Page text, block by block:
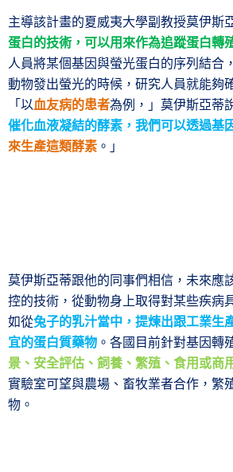
主導該計畫的夏威夷大學副教授莫伊斯
蛋白的技術，可以用來作為追蹤蛋白轉
人員將某個基因與螢光蛋白的序列結合
動物發出螢光的時候，研究人員就能夠
「以血友病的患者為例，」莫伊斯亞蒂
催化血液凝結的酵素，我們可以透過基
來生產這類酵素 。」
莫伊斯亞蒂跟他的同事們相信，未來應
控的技術，從動物身上取得對某些疾病
如從兔子的乳汁當中，提煉出跟工業生
宜的蛋白質藥物 。各國目前針對基因轉
景、安全評估、飼養、繁殖、食用或商
實驗室可望與農場、畜牧業者合作，繁
物。